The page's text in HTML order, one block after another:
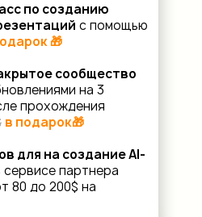
по созданию
с помощью
🎁
сообщество
на 3
прохождения
в подарок🎁
для на создание AI-
сервисе партнера
80 до 200$ на